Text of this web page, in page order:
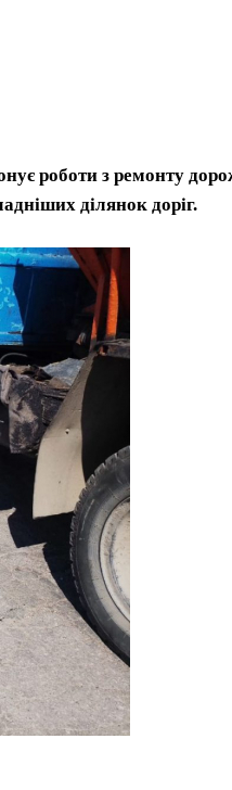
роботи з ремонту
ділянок доріг.